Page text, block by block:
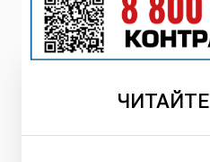
ЧИТАЙТЕ